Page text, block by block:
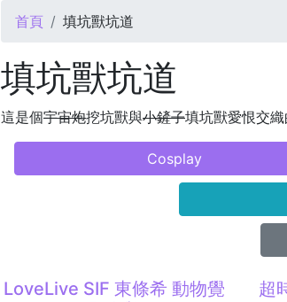
您在這裡
首頁 填坑獸坑道
填坑獸坑道
這是個宇宙炮挖坑獸與小鏟子填坑獸愛恨交織
Cosplay
LoveLive SIF 東條希 動物覺
超